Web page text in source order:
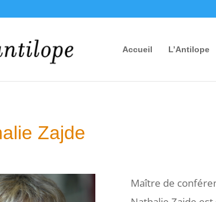
Accueil L’Antilope
Zajde
Maître de